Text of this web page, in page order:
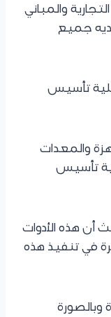
والمباني
جميع
تأسيس
والمعدات
تأسيس
هذه الأدوات
في تنفيذ هذه
وبالصورة